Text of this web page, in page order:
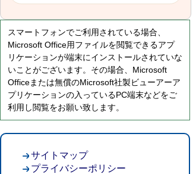
スマートフォンでご利用されている場合、
Microsoft Office用ファイルを閲覧できるアプ
リケーションが端末にインストールされていな
いことがございます。その場合、Microsoft
Officeまたは無償のMicrosoft社製ビューアーア
プリケーションの入っているPC端末などをご
利用し閲覧をお願い致します。
サイトマップ
プライバシーポリシー